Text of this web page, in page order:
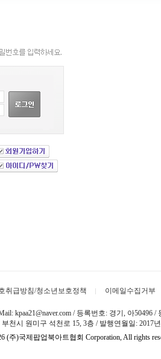
취급방침/청소년보호정책 이메일수집거부
kpaa21@naver.com / 등록번호: 경기, 아
천시 원미구 석천로 15, 3층 / 발행연월일: 2017
(주)국제팝업북아트협회 Corporation, All rights